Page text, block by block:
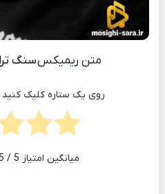
متن ریمیکسسنگ
روی یک ستاره کلیک کنید
میانگین امتیاز 5 / 5. شمارش آرا: